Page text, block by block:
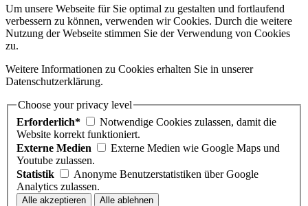
Um unsere Webseite für Sie optimal zu gestalten und fortlaufend
verbessern zu können, verwenden wir Cookies. Durch die weitere
Nutzung der Webseite stimmen Sie der Verwendung von Cookies
zu.
Weitere Informationen zu Cookies erhalten Sie in unserer
Datenschutzerklärung.
Choose your privacy level
Erforderlich*
Notwendige Cookies zulassen, damit die
Website korrekt funktioniert.
Externe Medien
Externe Medien wie Google Maps und
Youtube zulassen.
Statistik
Anonyme Benutzerstatistiken über Google
Analytics zulassen.